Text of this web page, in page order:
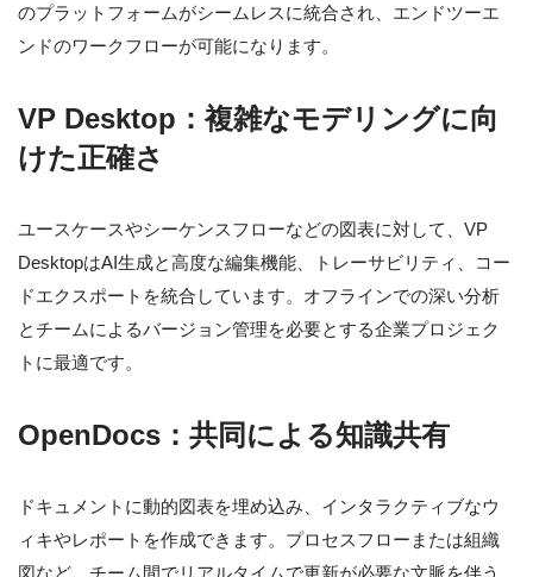
のプラットフォームがシームレスに統合され、エンドツーエ
ンドのワークフローが可能になります。
VP Desktop：複雑なモデリングに向
けた正確さ
ユースケースやシーケンスフローなどの図表に対して、VP
DesktopはAI生成と高度な編集機能、トレーサビリティ、コー
ドエクスポートを統合しています。オフラインでの深い分析
とチームによるバージョン管理を必要とする企業プロジェク
トに最適です。
OpenDocs：共同による知識共有
ドキュメントに動的図表を埋め込み、インタラクティブなウ
ィキやレポートを作成できます。プロセスフローまたは組織
図など、チーム間でリアルタイムで更新が必要な文脈を伴う